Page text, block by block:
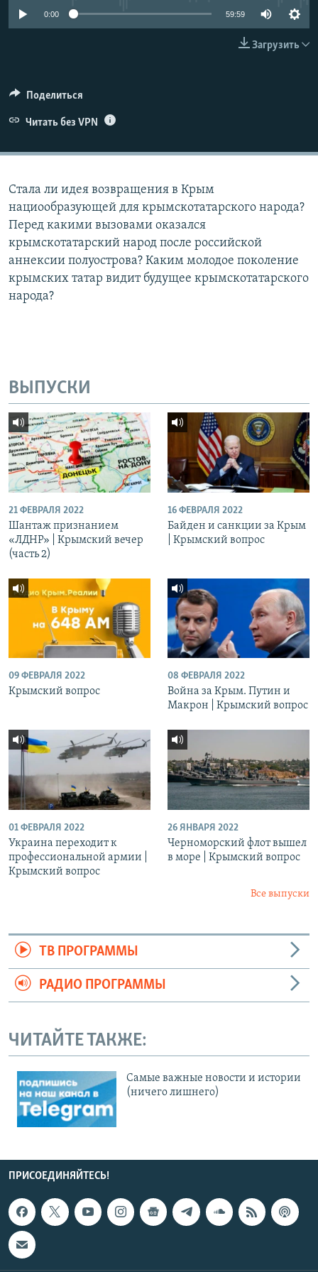
ПОБЕДИТЕЛЕЙ НЕ СУДЯТ?
УКРАИНСКАЯ ПРОБЛЕМА КРЫМА
ПРИСОЕДИНЯЙТЕСЬ!
0:00 59:59
Загрузить
Поделиться
Читать без VPN
Стала ли идея возвращения в Крым
нациообразующей для крымскотатарского народа?
Перед какими вызовами оказался
крымскотатарский народ после российской
аннексии полуострова? Каким молодое поколение
крымских татар видит будущее крымскотатарского
народа?
ВЫПУСКИ
21 ФЕВРАЛЯ 2022
Шантаж признанием
«ЛДНР» | Крымский вечер
(часть 2)
16 ФЕВРАЛЯ 2022
Байден и санкции за Крым
| Крымский вопрос
09 ФЕВРАЛЯ 2022
Крымский вопрос
08 ФЕВРАЛЯ 2022
Война за Крым. Путин и
Макрон | Крымский вопрос
01 ФЕВРАЛЯ 2022
Украина переходит к
профессиональной армии |
Крымский вопрос
26 ЯНВАРЯ 2022
Черноморский флот вышел
в море | Крымский вопрос
Все выпуски
ТВ ПРОГРАММЫ
РАДИО ПРОГРАММЫ
ЧИТАЙТЕ ТАКЖЕ:
Cамые важные новости и истории
(ничего лишнего)
ПРИСОЕДИНЯЙТЕСЬ!